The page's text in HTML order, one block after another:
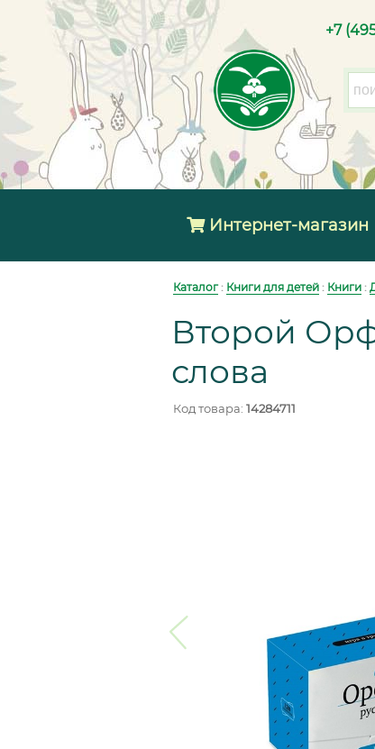
+7
Интернет-магазин
Каталог: Книги для детей : Книги :
Второй
слова
Код товара: 14284711